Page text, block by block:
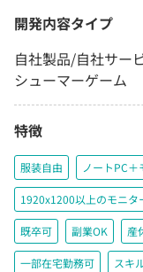
開発内容タイプ
自社製品/自社サー
シューマーゲーム
特徴
服装自由 ノートPC
1920x1200以上のモニタ
既卒可 副業OK 産
一部在宅勤務可 スキ